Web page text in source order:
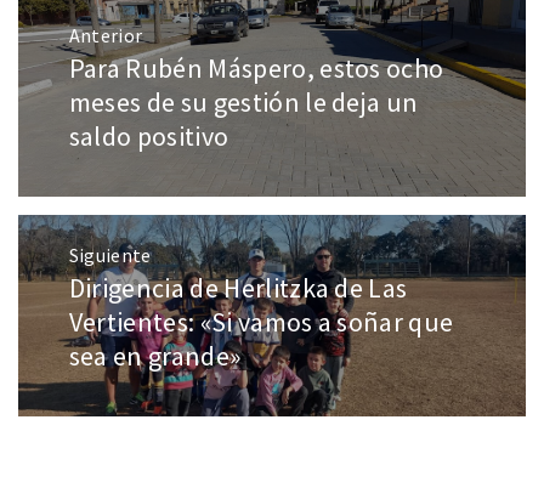
Anterior
Para Rubén Máspero, estos ocho
meses de su gestión le deja un
saldo positivo
Siguiente
Dirigencia de Herlitzka de Las
Vertientes: «Si vamos a soñar que
sea en grande»